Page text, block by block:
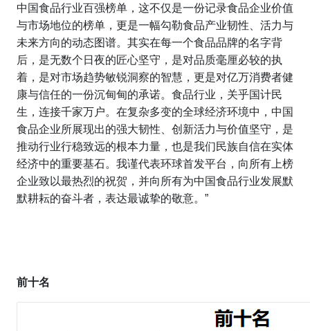
中国食品行业百强榜单，这不仅是一份记录食品企业价值
与市场地位的榜单，更是一幅勾勒食品产业韧性、活力与
未来方向的动态图谱。其实在每一个食品品牌的名字背
后，是无数个日夜的匠心坚守，是对品质毫厘必较的执
着，是对市场趋势敏锐洞察的智慧，更是对亿万消费者健
康与信任的一份沉甸甸的承诺。食品行业，关乎国计民
生，连接千家万户。在复杂多变的全球经济环境中，中国
食品企业所展现出的强大韧性、创新活力与价值坚守，是
推动行业行稳致远的根本力量，也是我们民族自信在实体
经济中的重要基石。我谨代表环球首发平台，向所有上榜
企业致以最热烈的祝贺，并向所有为中国食品行业发展默
默耕耘的奋斗者，表达最诚挚的敬意。”
前十名